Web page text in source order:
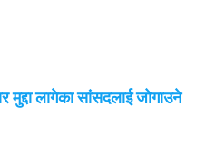
मुद्दा लागेका सांसदलाई जोगाउने